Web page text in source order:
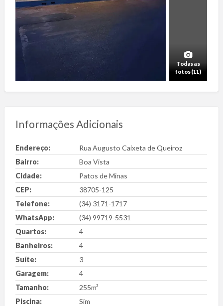
Todas as
fotos (11)
Informações Adicionais
Endereço:
Rua Augusto Caixeta de Queiroz
Bairro:
Boa Vista
Cidade:
Patos de Minas
CEP:
38705-125
Telefone:
(34) 3171-1717
WhatsApp:
(34) 99719-5531
Quartos:
4
Banheiros:
4
Suíte:
3
Garagem:
4
Tamanho:
255m²
Piscina:
Sim